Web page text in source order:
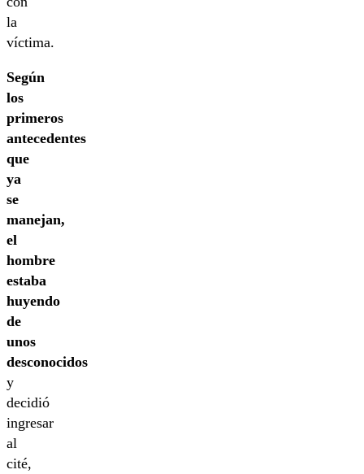
la
víctima.
Según
los
primeros
antecedentes
que
ya
se
manejan,
el
hombre
estaba
huyendo
de
unos
desconocidos
y
decidió
ingresar
al
cité,